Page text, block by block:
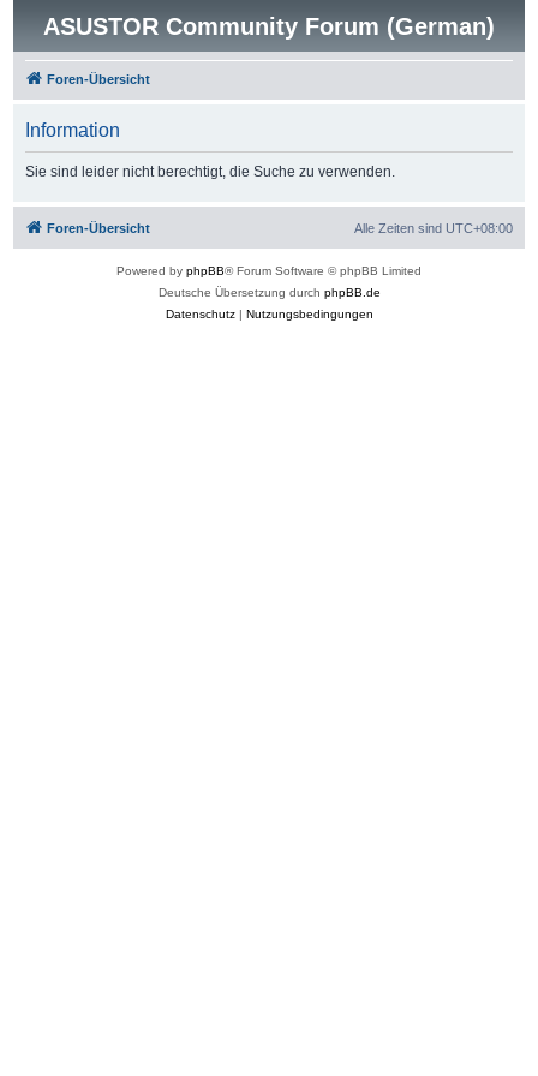
ASUSTOR Community Forum (German)
Foren-Übersicht
Information
Sie sind leider nicht berechtigt, die Suche zu verwenden.
Foren-Übersicht Alle Zeiten sind UTC+08:00
Powered by phpBB® Forum Software © phpBB Limited
Deutsche Übersetzung durch phpBB.de
Datenschutz| Nutzungsbedingungen